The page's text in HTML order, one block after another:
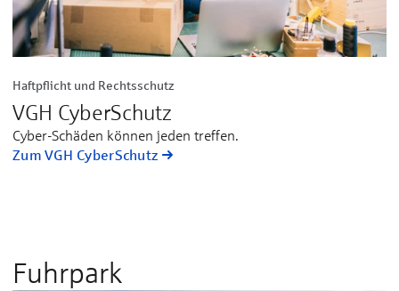
Haftpflicht und Rechtsschutz
VGH CyberSchutz
Cyber-Schäden können jeden treffen.
Zum VGH CyberSchutz
Fuhrpark